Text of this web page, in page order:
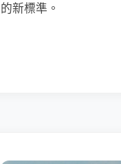
的新標準。